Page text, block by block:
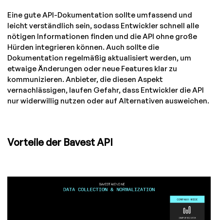
Eine gute API-Dokumentation sollte umfassend und
leicht verständlich sein, sodass Entwickler schnell alle
nötigen Informationen finden und die API ohne große
Hürden integrieren können. Auch sollte die
Dokumentation regelmäßig aktualisiert werden, um
etwaige Änderungen oder neue Features klar zu
kommunizieren. Anbieter, die diesen Aspekt
vernachlässigen, laufen Gefahr, dass Entwickler die API
nur widerwillig nutzen oder auf Alternativen ausweichen.
Vorteile der Bavest API